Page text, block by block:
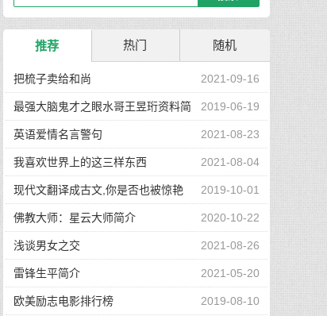
推荐 热门 随机
2021-09-16
把梳子卖给和尚
2019-06-19
最强大脑鬼才之眼水哥王昱珩资料简
介 2021-08-23
英语爱情名言警句
2021-08-04
我喜欢世界上的这三样东西
2019-10-01
现代文翻译成古文,你是否也被惊艳
到了 2020-10-22
佛教大师：星云大师简介
2021-08-26
浅谈男女之交
2021-05-20
雷锋生平简介
2019-08-10
欧美励志电影排行榜